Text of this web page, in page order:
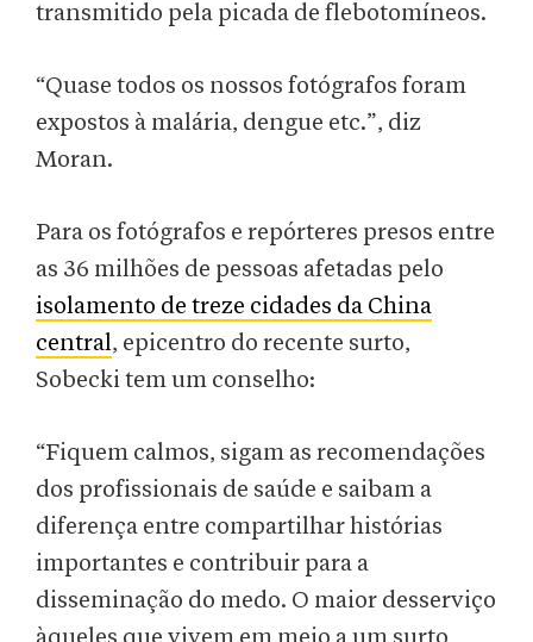
transmitido pela picada de flebotomíneos.
“Quase todos os nossos fotógrafos foram
expostos à malária, dengue etc.”, diz
Moran.
Para os fotógrafos e repórteres presos entre
as 36 milhões de pessoas afetadas pelo
isolamento de treze cidades da China
central, epicentro do recente surto,
Sobecki tem um conselho:
“Fiquem calmos, sigam as recomendações
dos profissionais de saúde e saibam a
diferença entre compartilhar histórias
importantes e contribuir para a
disseminação do medo. O maior desserviço